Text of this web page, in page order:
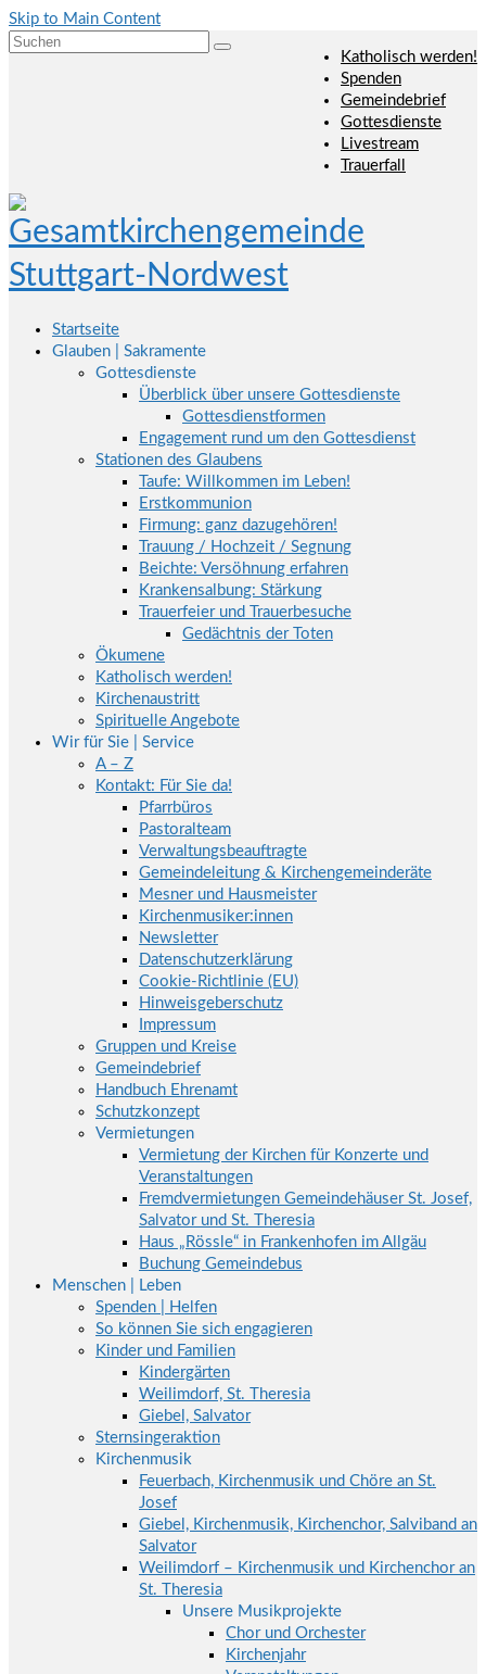
Skip to Main Content
Katholisch werden!
Spenden
Gemeindebrief
Gottesdienste
Livestream
Trauerfall
Suchen
Startseite
Glauben | Sakramente
Gottesdienste
Überblick über unsere Gottesdienste
Gottesdienstformen
Engagement rund um den Gottesdienst
Stationen des Glaubens
Taufe: Willkommen im Leben!
Erstkommunion
Firmung: ganz dazugehören!
Trauung / Hochzeit / Segnung
Beichte: Versöhnung erfahren
Krankensalbung: Stärkung
Trauerfeier und Trauerbesuche
Gedächtnis der Toten
Ökumene
Katholisch werden!
Kirchenaustritt
Spirituelle Angebote
Wir für Sie | Service
A – Z
Kontakt: Für Sie da!
Pfarrbüros
Pastoralteam
Verwaltungsbeauftragte
Gemeindeleitung & Kirchengemeinderäte
Mesner und Hausmeister
Kirchenmusiker:innen
Newsletter
Datenschutzerklärung
Cookie-Richtlinie (EU)
Hinweisgeberschutz
Impressum
Gruppen und Kreise
Gemeindebrief
Handbuch Ehrenamt
Schutzkonzept
Vermietungen
Vermietung der Kirchen für Konzerte und
Veranstaltungen
Fremdvermietungen Gemeindehäuser St. Josef,
Salvator und St. Theresia
Haus „Rössle“ in Frankenhofen im Allgäu
Buchung Gemeindebus
Menschen | Leben
Spenden | Helfen
So können Sie sich engagieren
Kinder und Familien
Kindergärten
Weilimdorf, St. Theresia
Giebel, Salvator
Sternsingeraktion
Kirchenmusik
Feuerbach, Kirchenmusik und Chöre an St.
Josef
Giebel, Kirchenmusik, Kirchenchor, Salviband an
Salvator
Weilimdorf – Kirchenmusik und Kirchenchor an
St. Theresia
Unsere Musikprojekte
Chor und Orchester
Kirchenjahr